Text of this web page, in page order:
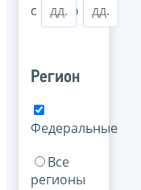
с по
Регион
Федеральные
Все
регионы